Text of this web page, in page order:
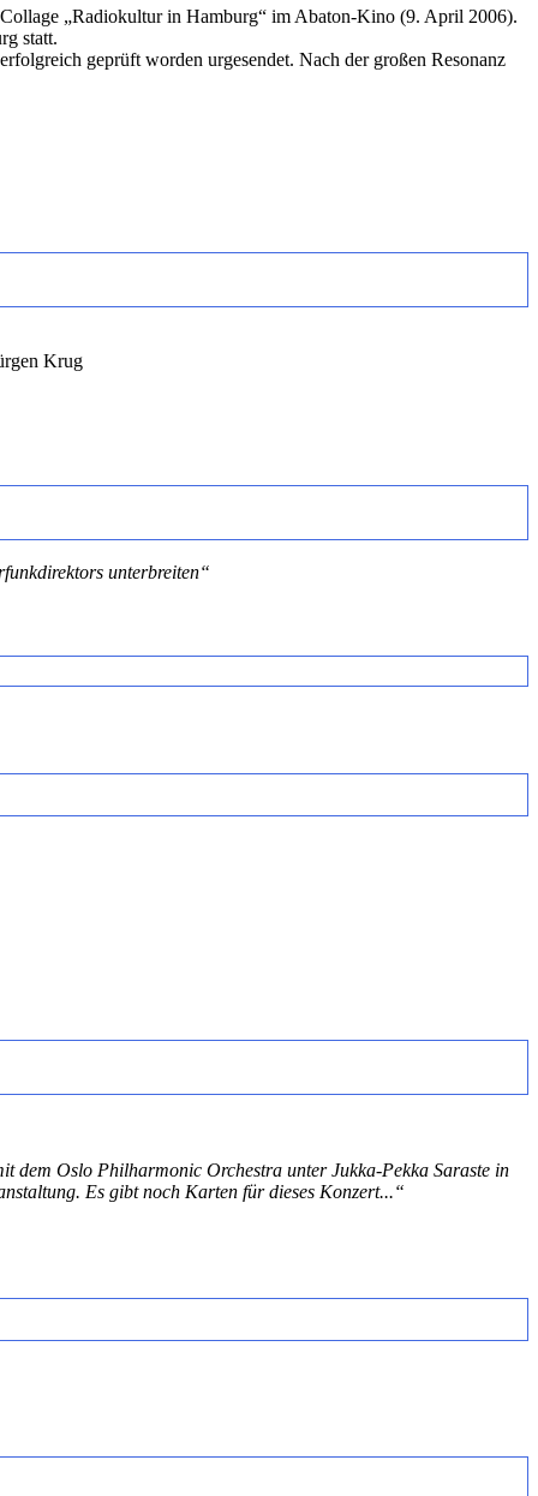
„Radiokultur in Hamburg“ im Abaton-Kino (9. April 2006).
statt.
urgesendet. Nach der großen Resonanz
Krug
unterbreiten“
dem Oslo Philharmonic Orchestra unter Jukka-Pekka Saraste in
Es gibt noch Karten für dieses Konzert...“